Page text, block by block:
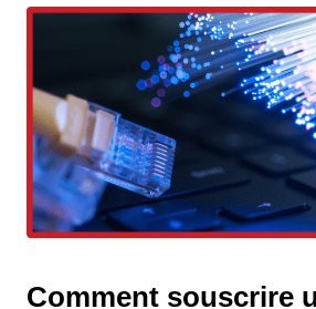
Comment souscrire